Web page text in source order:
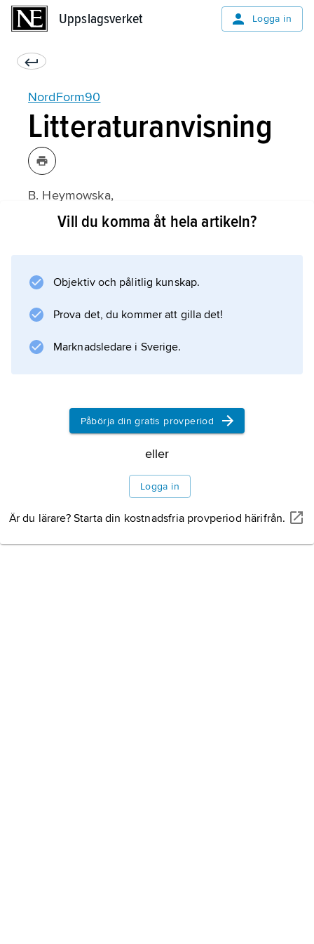
Uppslagsverket Logga in
NordForm90
Litteraturanvisning
B. Heymowska,
NordForm 90
Vill du komma åt hela artikeln?
Objektiv och pålitlig kunskap.
Prova det, du kommer att gilla det!
Marknadsledare i Sverige.
Påbörja din gratis provperiod
eller
Logga in
Är du lärare? Starta din kostnadsfria provperiod härifrån.